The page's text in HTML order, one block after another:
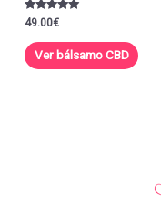
Valorado con
5.00
de 5
49.00€
Ver bálsamo CBD